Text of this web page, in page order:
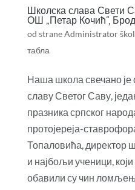
Школска слава Свети
ОШ „Петар Кочић“,
od straneAdministrator
табла
Наша школа свечано
славу Светог Саву,
празника српског
протојереја-
Топаловића, директор
и најбољи ученици,
обавили су чин